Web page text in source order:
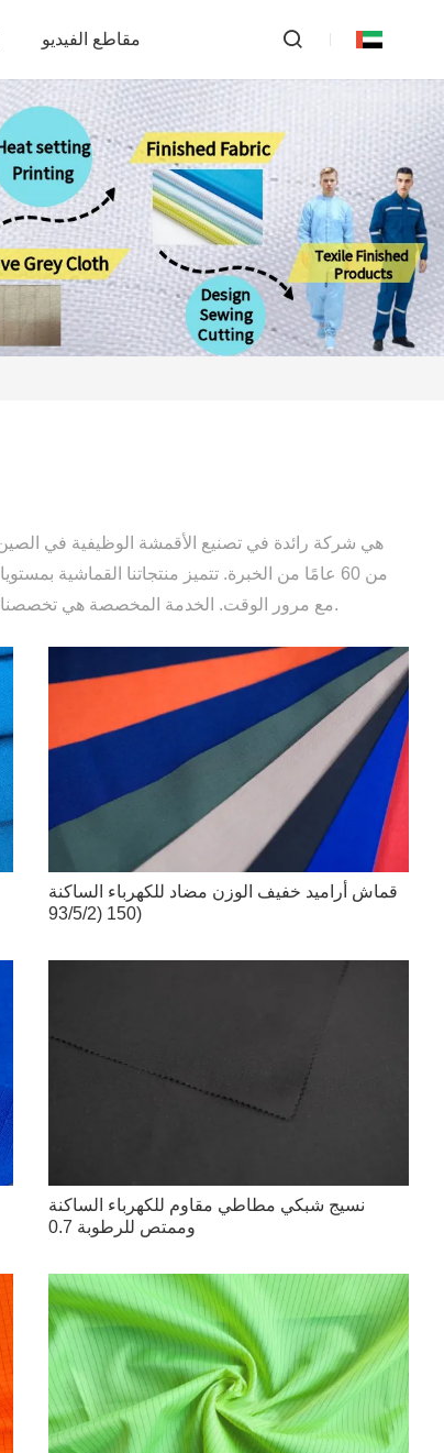
مقاطع الفيديو
من 60 عامًا من الخبرة. تتميز منتجاتنا القماشية
مع مرور الوقت. الخدمة المخصصة هي تخصصنا، ويمكن تخصيصها حسب رغبتك بغض النظر عن الوظيفة والمواد واللون والنمط وحجم الشعار وما إلى ذلك.
قماش أراميد خفيف الوزن مضاد للكهرباء الساكنة
150 (93/5/2)
نسيج شبكي مطاطي مقاوم للكهرباء الساكنة
وممتص للرطوبة 0.7